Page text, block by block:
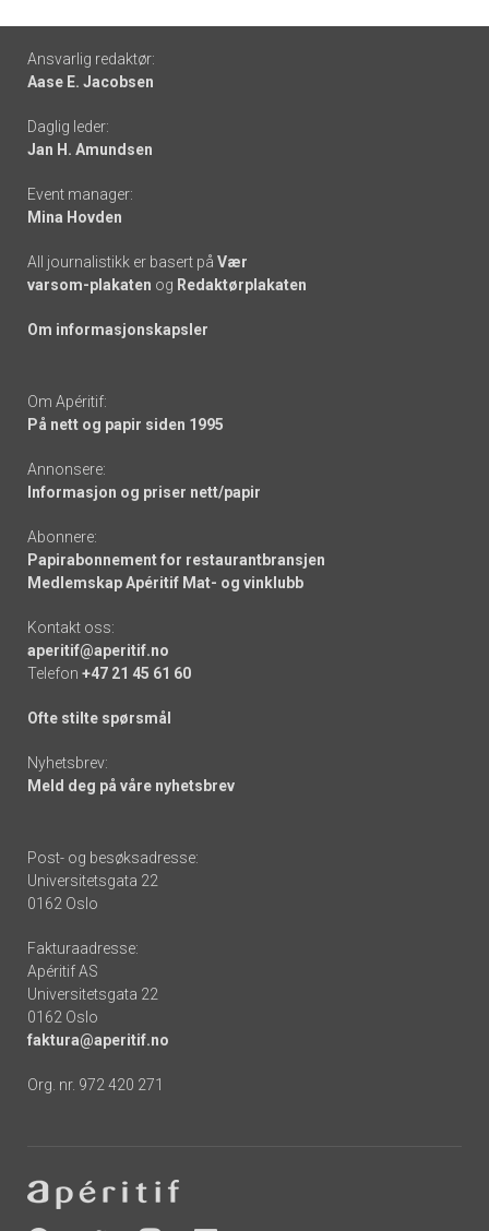
Footer
-
links
Ansvarlig redaktør:
Aase E. Jacobsen
Daglig leder:
Jan H. Amundsen
Event manager:
Mina Hovden
All journalistikk er basert på Vær
varsom-plakaten og Redaktørplakaten
Om informasjonskapsler
Om Apéritif:
På nett og papir siden 1995
Annonsere:
Informasjon og priser nett/papir
Abonnere:
Papirabonnement for restaurantbransjen
Medlemskap Apéritif Mat- og vinklubb
Kontakt oss:
aperitif@aperitif.no
Telefon +47 21 45 61 60
Ofte stilte spørsmål
Nyhetsbrev:
Meld deg på våre nyhetsbrev
Post- og besøksadresse:
Universitetsgata 22
0162 Oslo
Fakturaadresse:
Apéritif AS
Universitetsgata 22
0162 Oslo
faktura@aperitif.no
Org. nr. 972 420 271
-